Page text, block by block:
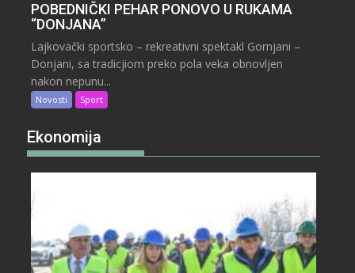
POBEDNIČKI PEHAR PONOVO U RUKAMA
“DONJANA”
Lajkovački sportsko – rekreativni spektakl Gornjani –
Donjani, sa tradicjiom preko pola veka obnovljen
nakon nepunu...
Novosti Sport
Ekonomija